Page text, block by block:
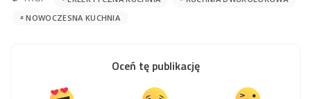
NOWOCZESNA KUCHNIA
Oceń tę publikację